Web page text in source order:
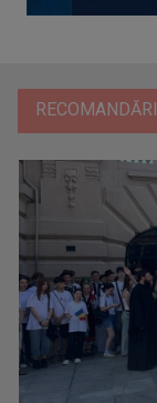
RECOMANDĂRI